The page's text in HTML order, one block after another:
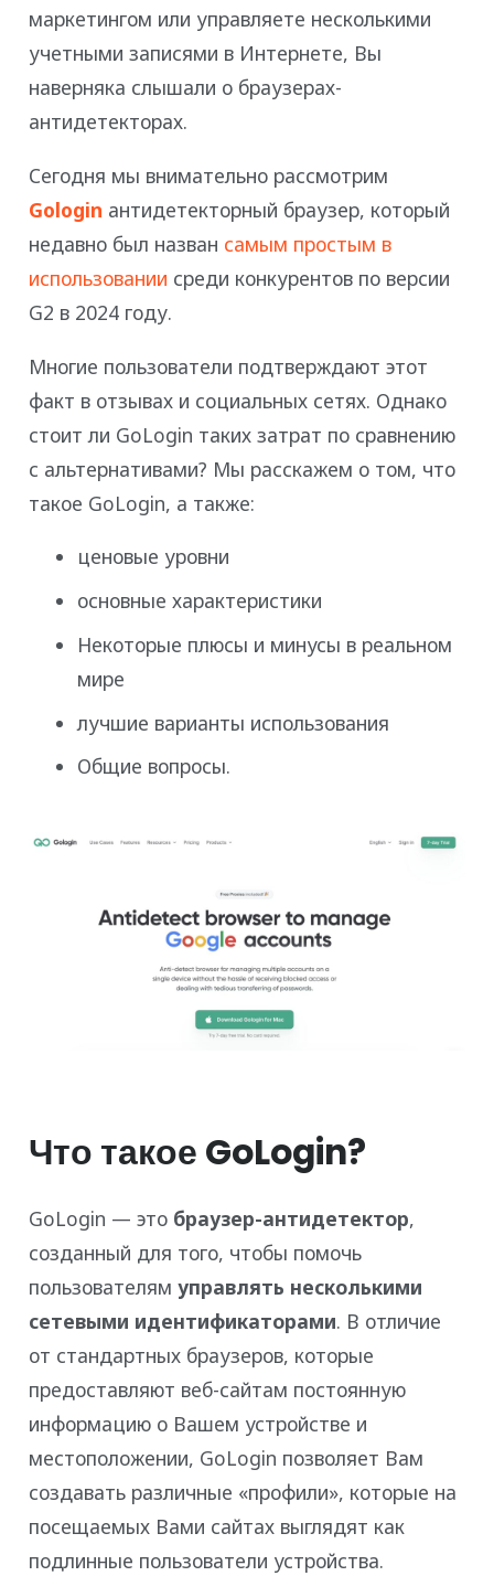
маркетингом или управляете несколькими
учетными записями в Интернете, Вы
наверняка слышали о браузерах-
антидетекторах.
Сегодня мы внимательно рассмотрим
Gologin антидетекторный браузер, который
недавно был назван самым простым в
использовании среди конкурентов по версии
G2 в 2024 году.
Многие пользователи подтверждают этот
факт в отзывах и социальных сетях. Однако
стоит ли GoLogin таких затрат по сравнению
с альтернативами? Мы расскажем о том, что
такое GoLogin, а также:
ценовые уровни
основные характеристики
Некоторые плюсы и минусы в реальном
мире
лучшие варианты использования
Общие вопросы.
Что такое GoLogin?
GoLogin — это браузер-антидетектор,
созданный для того, чтобы помочь
пользователямуправлять несколькими
сетевыми идентификаторами. В отличие
от стандартных браузеров, которые
предоставляют веб-сайтам постоянную
информацию о Вашем устройстве и
местоположении, GoLogin позволяет Вам
создавать различные «профили», которые на
посещаемых Вами сайтах выглядят как
подлинные пользователи устройства.